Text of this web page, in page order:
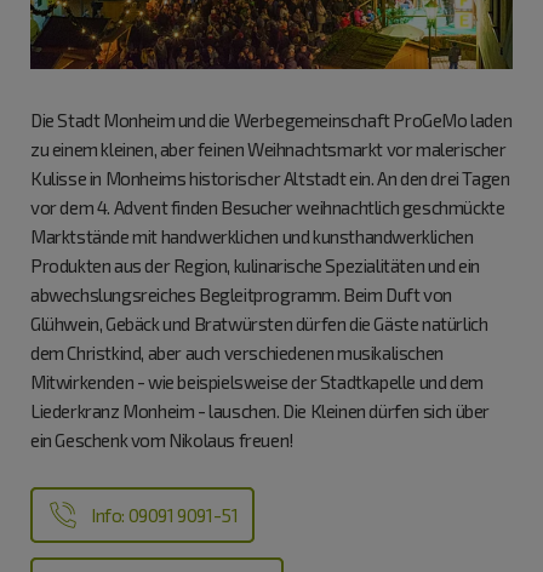
Die Stadt Monheim und die Werbegemeinschaft ProGeMo laden
zu einem kleinen, aber feinen Weihnachtsmarkt vor malerischer
Kulisse in Monheims historischer Altstadt ein. An den drei Tagen
vor dem 4. Advent finden Besucher weihnachtlich geschmückte
Marktstände mit handwerklichen und kunsthandwerklichen
Produkten aus der Region, kulinarische Spezialitäten und ein
abwechslungsreiches Begleitprogramm. Beim Duft von
Glühwein, Gebäck und Bratwürsten dürfen die Gäste natürlich
dem Christkind, aber auch verschiedenen musikalischen
Mitwirkenden - wie beispielsweise der Stadtkapelle und dem
Liederkranz Monheim - lauschen. Die Kleinen dürfen sich über
ein Geschenk vom Nikolaus freuen!
Info: 09091 9091-51